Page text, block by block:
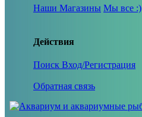
Наши Магазины Мы все :)
Действия
Поиск Вход/Регистрация
Обратная связь